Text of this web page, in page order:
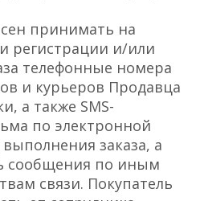
принимать на
регистрации и/или
телефонные номера
и курьеров Продавца
а также SMS-
по электронной
заказа, а
сообщения по иным
связи. Покупатель